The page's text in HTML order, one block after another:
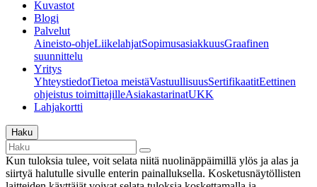
Kuvastot
Blogi
Palvelut
Aineisto-ohjeLiikelahjatSopimusasiakkuusGraafinen
suunnittelu
Yritys
YhteystiedotTietoa meistäVastuullisuusSertifikaatitEettinen
ohjeistus toimittajilleAsiakastarinatUKK
Lahjakortti
Haku
Kun tuloksia tulee, voit selata niitä nuolinäppäimillä ylös ja alas ja
siirtyä halutulle sivulle enterin painalluksella. Kosketusnäytöllisten